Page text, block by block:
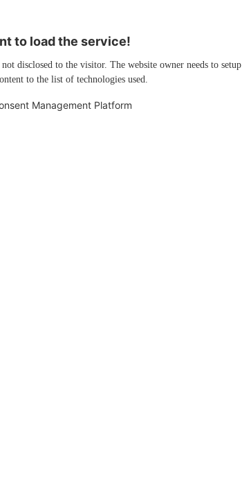
to load the service!
disclosed to the visitor. The website owner needs to setup
to the list of technologies used.
Management Platform